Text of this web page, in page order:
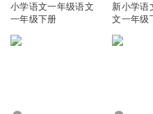
咕咕咕公公个月芬芬的风
感
小学语文一年级语文
一年级下册
新小学语
文一年级